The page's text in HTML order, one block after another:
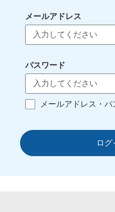
メールアドレス
パスワード
メールアドレス・
ログ